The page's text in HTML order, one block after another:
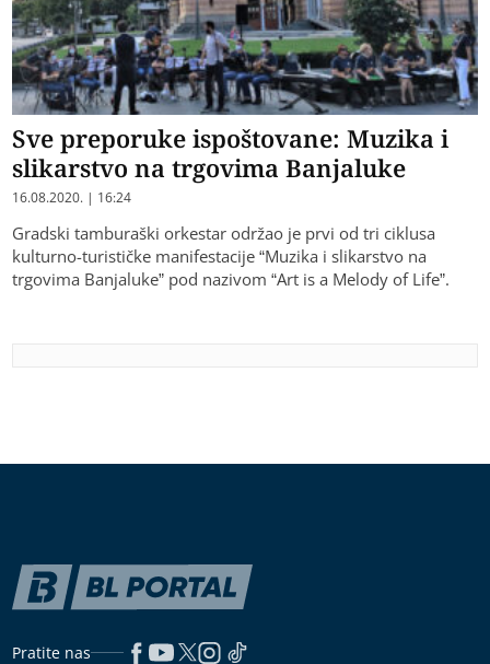
Sve preporuke ispoštovane: Muzika i
slikarstvo na trgovima Banjaluke
16.08.2020. | 16:24
Gradski tamburaški orkestar održao je prvi od tri ciklusa
kulturno-turističke manifestacije “Muzika i slikarstvo na
trgovima Banjaluke” pod nazivom “Art is a Melody of Life”.
Pratite nas